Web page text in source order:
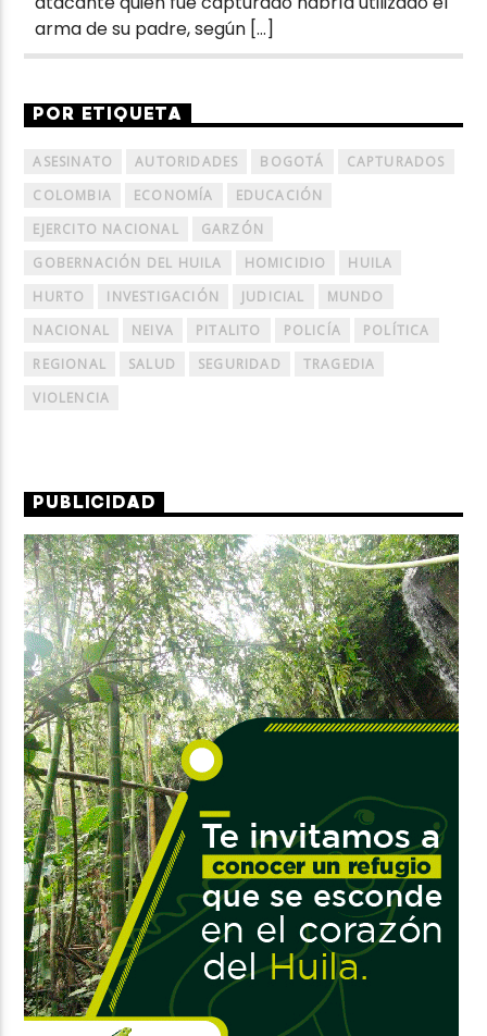
arma de su padre, según […]
POR ETIQUETA
ASESINATO AUTORIDADES BOGOTÁ
CAPTURADOS
COLOMBIA
ECONOMÍA
EDUCACIÓN
EJERCITO NACIONAL
GARZÓN
GOBERNACIÓN DEL HUILA
HOMICIDIO
HUILA
HURTO
INVESTIGACIÓN JUDICIAL
MUNDO
NACIONAL
NEIVA PITALITO POLICÍA
POLÍTICA
REGIONAL
SALUD SEGURIDAD
TRAGEDIA
VIOLENCIA
PUBLICIDAD